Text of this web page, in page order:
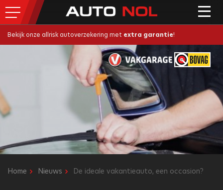
Bekijk onze allrisk autoverzekering met extra garantie!
Home Nieuws De ideale vakantieauto, een occasion?